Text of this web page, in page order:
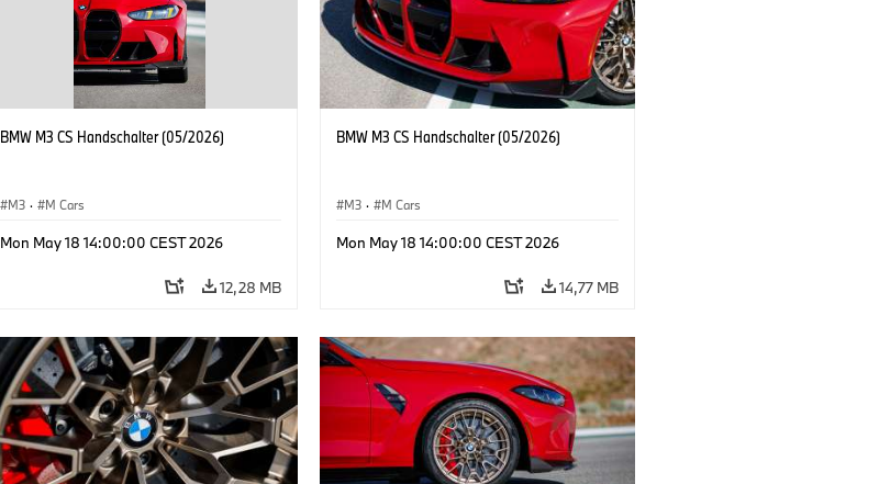
BMW M3 CS Handschalter (05/2026)
M3 · M Cars
Mon May 18 14:00:00 CEST 2026
12,28 MB
BMW M3 CS Handschalter (05/2026)
M3 · M Cars
Mon May 18 14:00:00 CEST 2026
14,77 MB